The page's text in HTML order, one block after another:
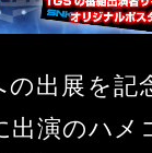
の出展を
出演のハメ